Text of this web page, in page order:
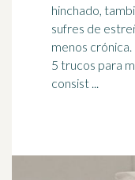
hinchado,
sufres de
menos crónica.
5 trucos para
consist ...